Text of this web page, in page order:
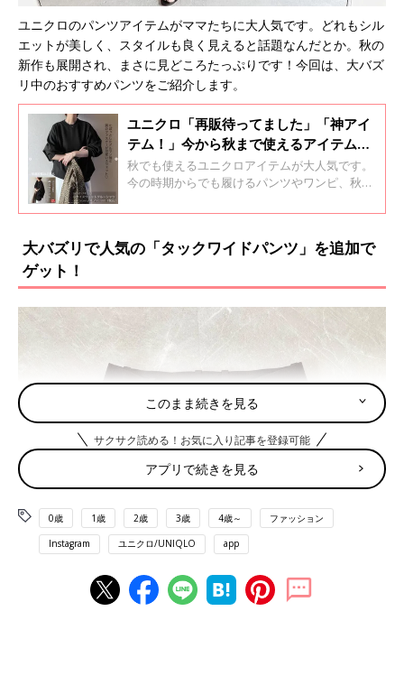
ユニクロのパンツアイテムがママたちに大人気です。どれもシル
エットが美しく、スタイルも良く見えると話題なんだとか。秋の
新作も展開され、まさに見どころたっぷりです！今回は、大バズ
リ中のおすすめパンツをご紹介します。
ユニクロ「再販待ってました」「神アイ
テム！」今から秋まで使えるアイテム5
選
秋でも使えるユニクロアイテムが大人気です。
今の時期からでも履けるパンツやワンピ、秋に
どれも気になるものばかり！今回はそんなユニ
大バズリで人気の「タックワイドパンツ」を追加で
ゲット！
このまま続きを見る
サクサク読める！お気に入り記事を登録可能
アプリで続きを見る
0歳 1歳 2歳 3歳 4歳～ ファッション
Instagram ユニクロ/UNIQLO app